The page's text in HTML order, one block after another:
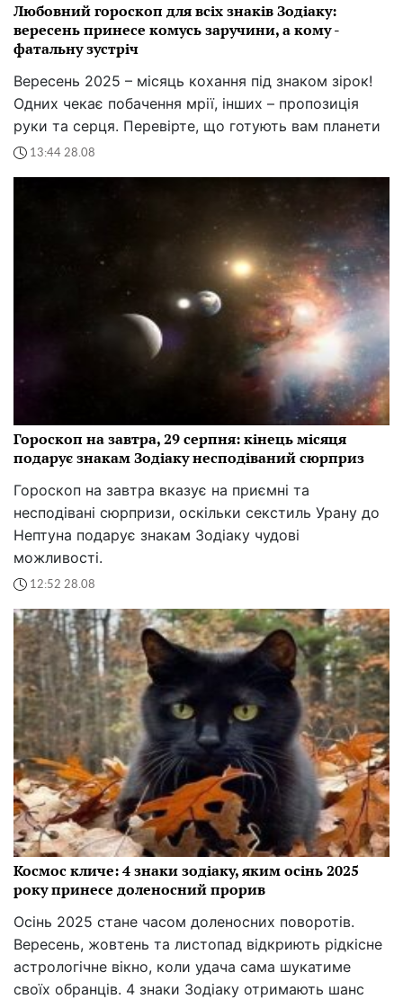
Любовний гороскоп для всіх знаків Зодіаку:
вересень принесе комусь заручини, а кому -
фатальну зустріч
Вересень 2025 – місяць кохання під знаком зірок!
Одних чекає побачення мрії, інших – пропозиція
руки та серця. Перевірте, що готують вам планети
13:44 28.08
Гороскоп на завтра, 29 серпня: кінець місяця
подарує знакам Зодіаку несподіваний сюрприз
Гороскоп на завтра вказує на приємні та
несподівані сюрпризи, оскільки секстиль Урану до
Нептуна подарує знакам Зодіаку чудові
можливості.
12:52 28.08
Космос кличе: 4 знаки зодіаку, яким осінь 2025
року принесе доленосний прорив
Осінь 2025 стане часом доленосних поворотів.
Вересень, жовтень та листопад відкриють рідкісне
астрологічне вікно, коли удача сама шукатиме
своїх обранців. 4 знаки Зодіаку отримають шанс